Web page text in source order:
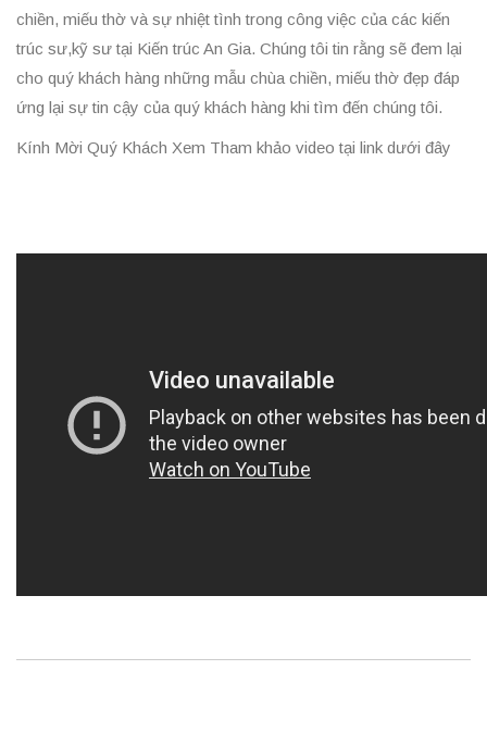
chiền, miếu thờ và sự nhiệt tình trong công việc của các kiến
trúc sư,kỹ sư tại Kiến trúc An Gia. Chúng tôi tin rằng sẽ đem lại
cho quý khách hàng những mẫu chùa chiền, miếu thờ đẹp đáp
ứng lại sự tin cậy của quý khách hàng khi tìm đến chúng tôi.
Kính Mời Quý Khách Xem Tham khảo video tại link dưới đây